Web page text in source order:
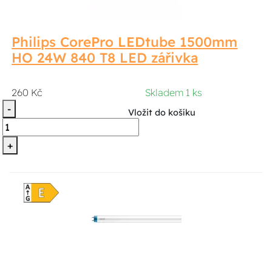
Philips CorePro LEDtube 1500mm
HO 24W 840 T8 LED zářivka
260 Kč
Skladem 1 ks
-
+
Vložit do košíku